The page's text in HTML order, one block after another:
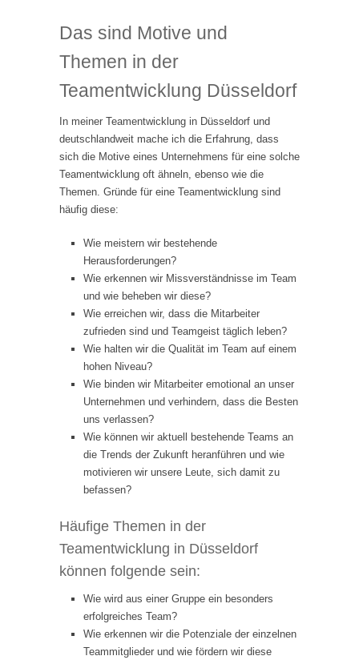
Das sind Motive und
Themen in der
Teamentwicklung Düsseldorf
In meiner Teamentwicklung in Düsseldorf und
deutschlandweit mache ich die Erfahrung, dass
sich die Motive eines Unternehmens für eine solche
Teamentwicklung oft ähneln, ebenso wie die
Themen. Gründe für eine Teamentwicklung sind
häufig diese:
Wie meistern wir bestehende
Herausforderungen?
Wie erkennen wir Missverständnisse im Team
und wie beheben wir diese?
Wie erreichen wir, dass die Mitarbeiter
zufrieden sind und Teamgeist täglich leben?
Wie halten wir die Qualität im Team auf einem
hohen Niveau?
Wie binden wir Mitarbeiter emotional an unser
Unternehmen und verhindern, dass die Besten
uns verlassen?
Wie können wir aktuell bestehende Teams an
die Trends der Zukunft heranführen und wie
motivieren wir unsere Leute, sich damit zu
befassen?
Häufige Themen in der
Teamentwicklung in Düsseldorf
können folgende sein:
Wie wird aus einer Gruppe ein besonders
erfolgreiches Team?
Wie erkennen wir die Potenziale der einzelnen
Teammitglieder und wie fördern wir diese